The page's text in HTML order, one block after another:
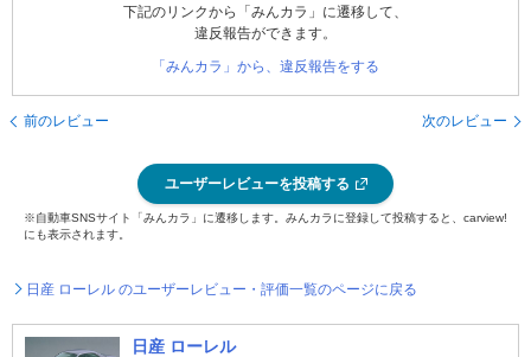
下記のリンクから「みんカラ」に遷移して、
違反報告ができます。
「みんカラ」から、違反報告をする
前のレビュー 次のレビュー
ユーザーレビューを投稿する
※自動車SNSサイト「みんカラ」に遷移します。みんカラに登録して投稿すると、carview!
にも表示されます。
日産 ローレル のユーザーレビュー・評価一覧のページに戻る
日産 ローレル